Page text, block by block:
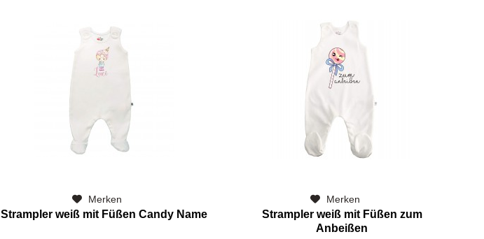
Merken
Strampler weiß mit Füßen Candy Name
Merken
Strampler weiß mit Füßen zum
Anbeißen